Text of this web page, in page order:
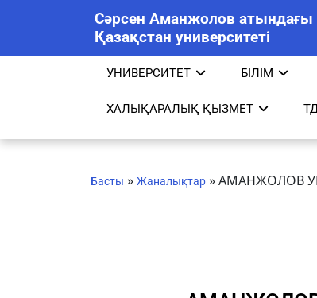
Сәрсен Аманжолов
Қазақстан университеті
УНИВЕРСИТЕТ БІЛІМ
ХАЛЫҚАРАЛЫҚ ҚЫЗМЕТ
Басты » Жаналықтар »АМАНЖОЛОВ